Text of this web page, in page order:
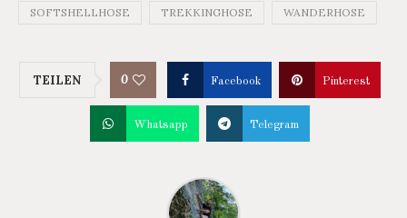
SOFTSHELLHOSE TREKKINGHOSE WANDERHOSE
TEILEN 0 Facebook Pinterest
Whatsapp Telegram